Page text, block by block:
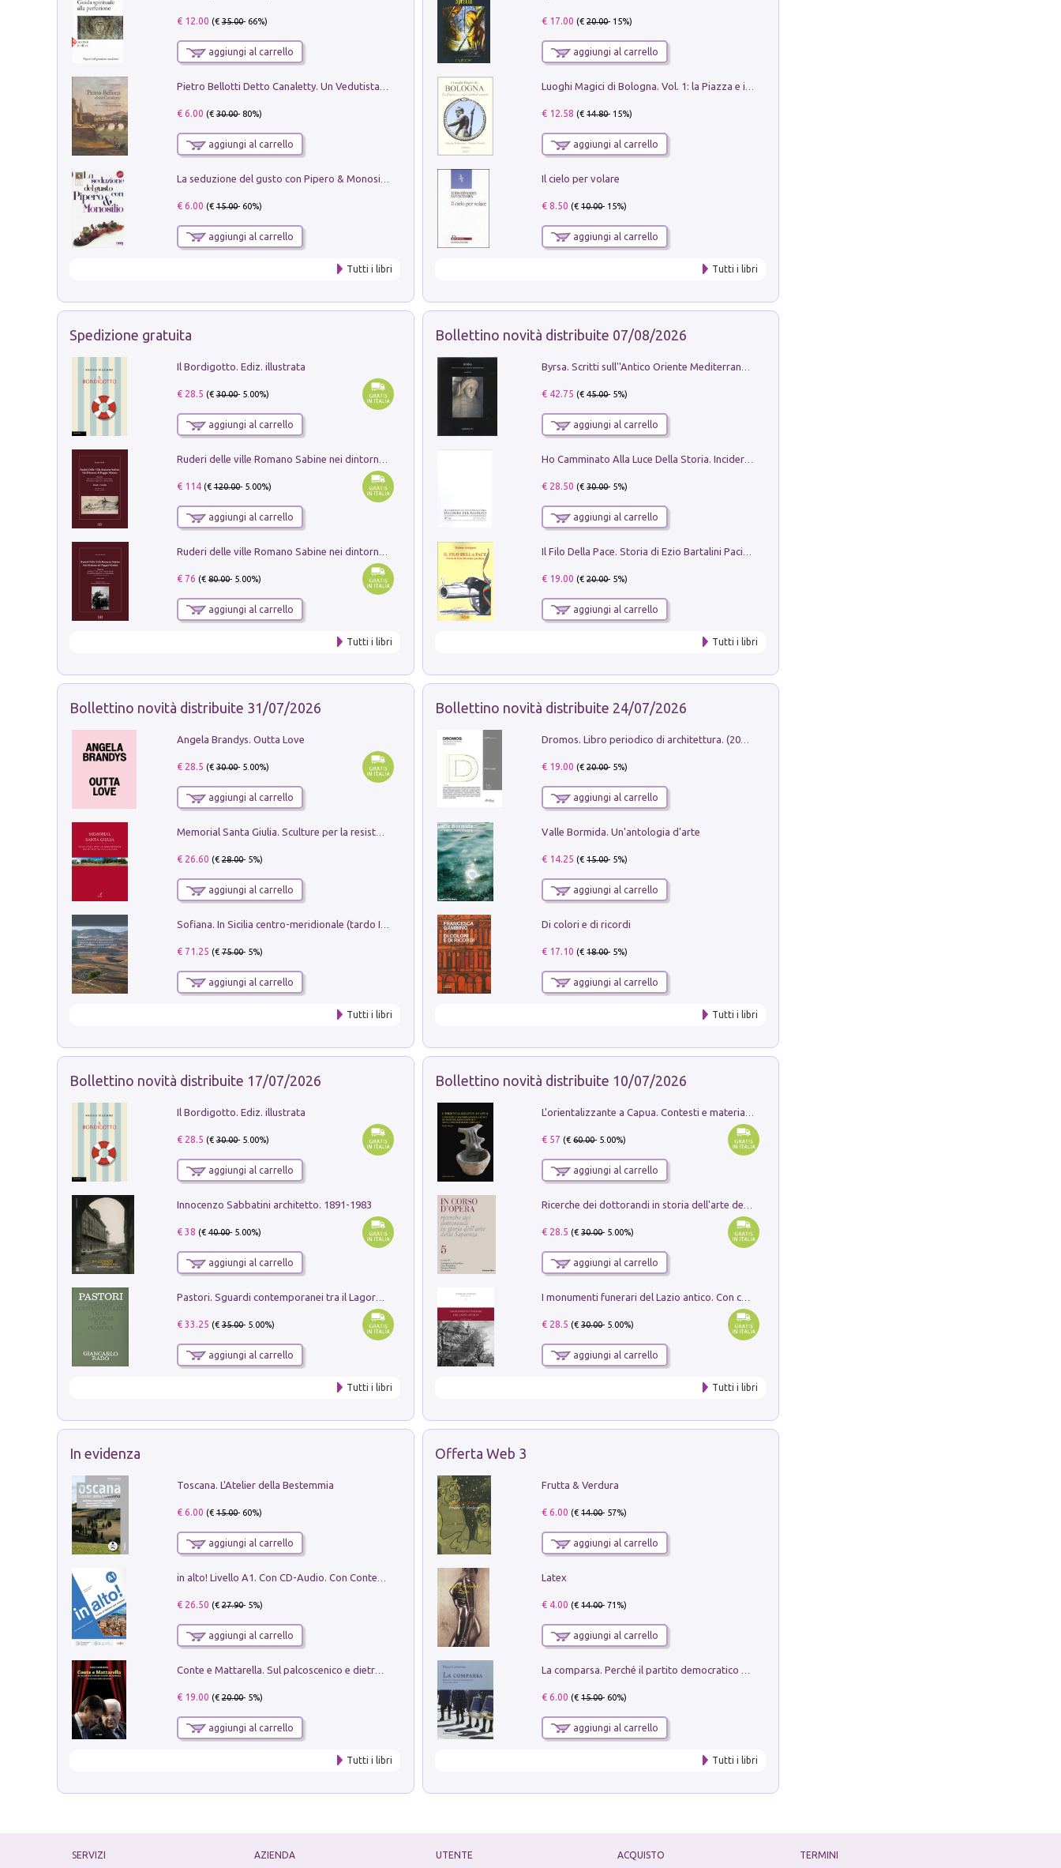
€ 12.00 (€35.00- 66%)
aggiungi al carrello
€ 6.00 (€30.00- 80%)
aggiungi al carrello
€ 6.00 (€15.00- 60%)
aggiungi al carrello
Tutti i libri
€ 17.00 (€20.00- 15%)
aggiungi al carrello
€ 12.58 (€14.80- 15%)
aggiungi al carrello
Il cielo per volare
€ 8.50 (€10.00- 15%)
aggiungi al carrello
Tutti i libri
Spedizione gratuita
Il Bordigotto. Ediz. illustrata
€ 28.5 (€30.00- 5.00%)
aggiungi al carrello
€ 114(€120.00- 5.00%)
aggiungi al carrello
€ 76 (€80.00- 5.00%)
aggiungi al carrello
Tutti i libri
Bollettino novità distribuite 07/08/2026
€ 42.75 (€45.00- 5%)
aggiungi al carrello
€ 28.50 (€30.00- 5%)
aggiungi al carrello
€ 19.00 (€20.00- 5%)
aggiungi al carrello
Tutti i libri
Bollettino novità distribuite 31/07/2026
Angela Brandys. Outta Love
€ 28.5 (€30.00- 5.00%)
aggiungi al carrello
Memorial Santa Giulia. Sculture per la resistenza Monchio di Palagano
€ 26.60 (€28.00- 5%)
aggiungi al carrello
€ 71.25 (€75.00- 5%)
aggiungi al carrello
Tutti i libri
Bollettino novità distribuite 24/07/2026
€ 19.00 (€20.00- 5%)
aggiungi al carrello
Valle Bormida. Un'antologia d'arte
€ 14.25 (€15.00- 5%)
aggiungi al carrello
Di colori e di ricordi
€ 17.10 (€18.00- 5%)
aggiungi al carrello
Tutti i libri
Bollettino novità distribuite 17/07/2026
Il Bordigotto. Ediz. illustrata
€ 28.5 (€30.00- 5.00%)
aggiungi al carrello
Innocenzo Sabbatini architetto. 1891-1983
€ 38 (€40.00- 5.00%)
aggiungi al carrello
Pastori. Sguardi contemporanei tra il Lagorai e la pianura. Ediz. illustrata
€ 33.25 (€35.00- 5.00%)
aggiungi al carrello
Tutti i libri
Bollettino novità distribuite 10/07/2026
€ 57 (€60.00- 5.00%)
aggiungi al carrello
€ 28.5 (€30.00- 5.00%)
aggiungi al carrello
€ 28.5 (€30.00- 5.00%)
aggiungi al carrello
Tutti i libri
In evidenza
Toscana. L'Atelier della Bestemmia
€ 6.00 (€15.00- 60%)
aggiungi al carrello
€ 26.50 (€27.90- 5%)
aggiungi al carrello
Conte e Mattarella. Sul palcoscenico e dietro le quinte del Quirinale. Un racconto sulle istituzioni
€ 19.00 (€20.00- 5%)
aggiungi al carrello
Tutti i libri
Offerta Web 3
Frutta & Verdura
€ 6.00 (€14.00- 57%)
aggiungi al carrello
Latex
€ 4.00 (€14.00- 71%)
aggiungi al carrello
€ 6.00 (€15.00- 60%)
aggiungi al carrello
Tutti i libri
SERVIZI
AZIENDA
UTENTE
ACQUISTO
TERMINI